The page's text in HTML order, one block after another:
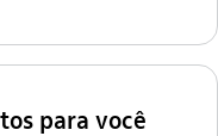
para você